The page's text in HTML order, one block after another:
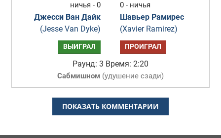
ничья - 0
Джесси Ван Дайк
(Jesse Van Dyke)
0 - ничья
Шавьер Рамирес
(Xavier Ramirez)
ВЫИГРАЛ ПРОИГРАЛ
Раунд: 3 Время: 2:20
Сабмишном(удушение сзади)
ПОКАЗАТЬ КОММЕНТАРИИ